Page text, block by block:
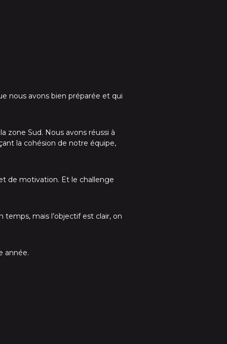
nous avons bien préparée et qui
zone Sud. Nous avons réussi à
la cohésion de notre équipe,
de motivation. Et le challenge
mais l’objectif est clair, on
année.